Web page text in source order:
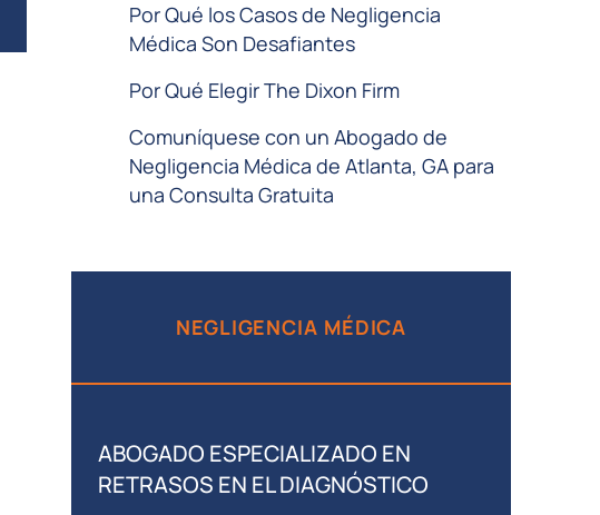
Por Qué los Casos de Negligencia
Médica Son Desafiantes
Por Qué Elegir The Dixon Firm
Comuníquese con un Abogado de
Negligencia Médica de Atlanta, GA para
una Consulta Gratuita
NEGLIGENCIA MÉDICA
ABOGADO ESPECIALIZADO EN
RETRASOS EN EL DIAGNÓSTICO